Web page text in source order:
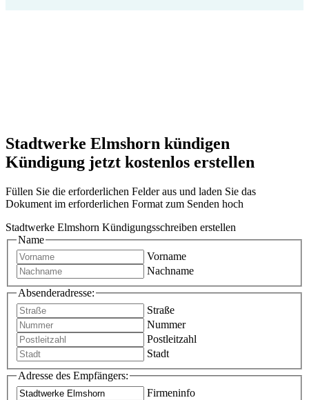
Stadtwerke Elmshorn kündigen
Kündigung jetzt kostenlos erstellen
Füllen Sie die erforderlichen Felder aus und laden Sie das
Dokument im erforderlichen Format zum Senden hoch
Stadtwerke Elmshorn Kündigungsschreiben erstellen
Name
Vorname
Nachname
Absenderadresse:
Straße
Nummer
Postleitzahl
Stadt
Adresse des Empfängers:
Firmeninfo